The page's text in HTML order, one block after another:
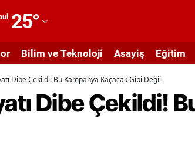
25°
Bilim ve Teknoloji Asayiş Eğitim
Dibe Çekildi! Bu Kampanya Kaçacak Gibi Değil
Dibe Çekildi!